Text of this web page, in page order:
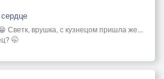
Светк, врушка, с кузнецом пришла же...
🤭